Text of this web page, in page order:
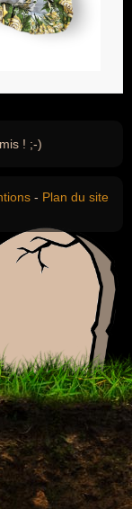
! ;-)
- Plan du site